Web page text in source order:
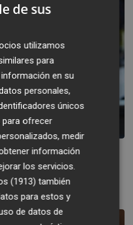
Thomson
y sale de
de sus
utilizamos
para
en su
personales,
únicos
para ofrecer
medir
información
los servicios.
(1913) también
para estos y
de datos de